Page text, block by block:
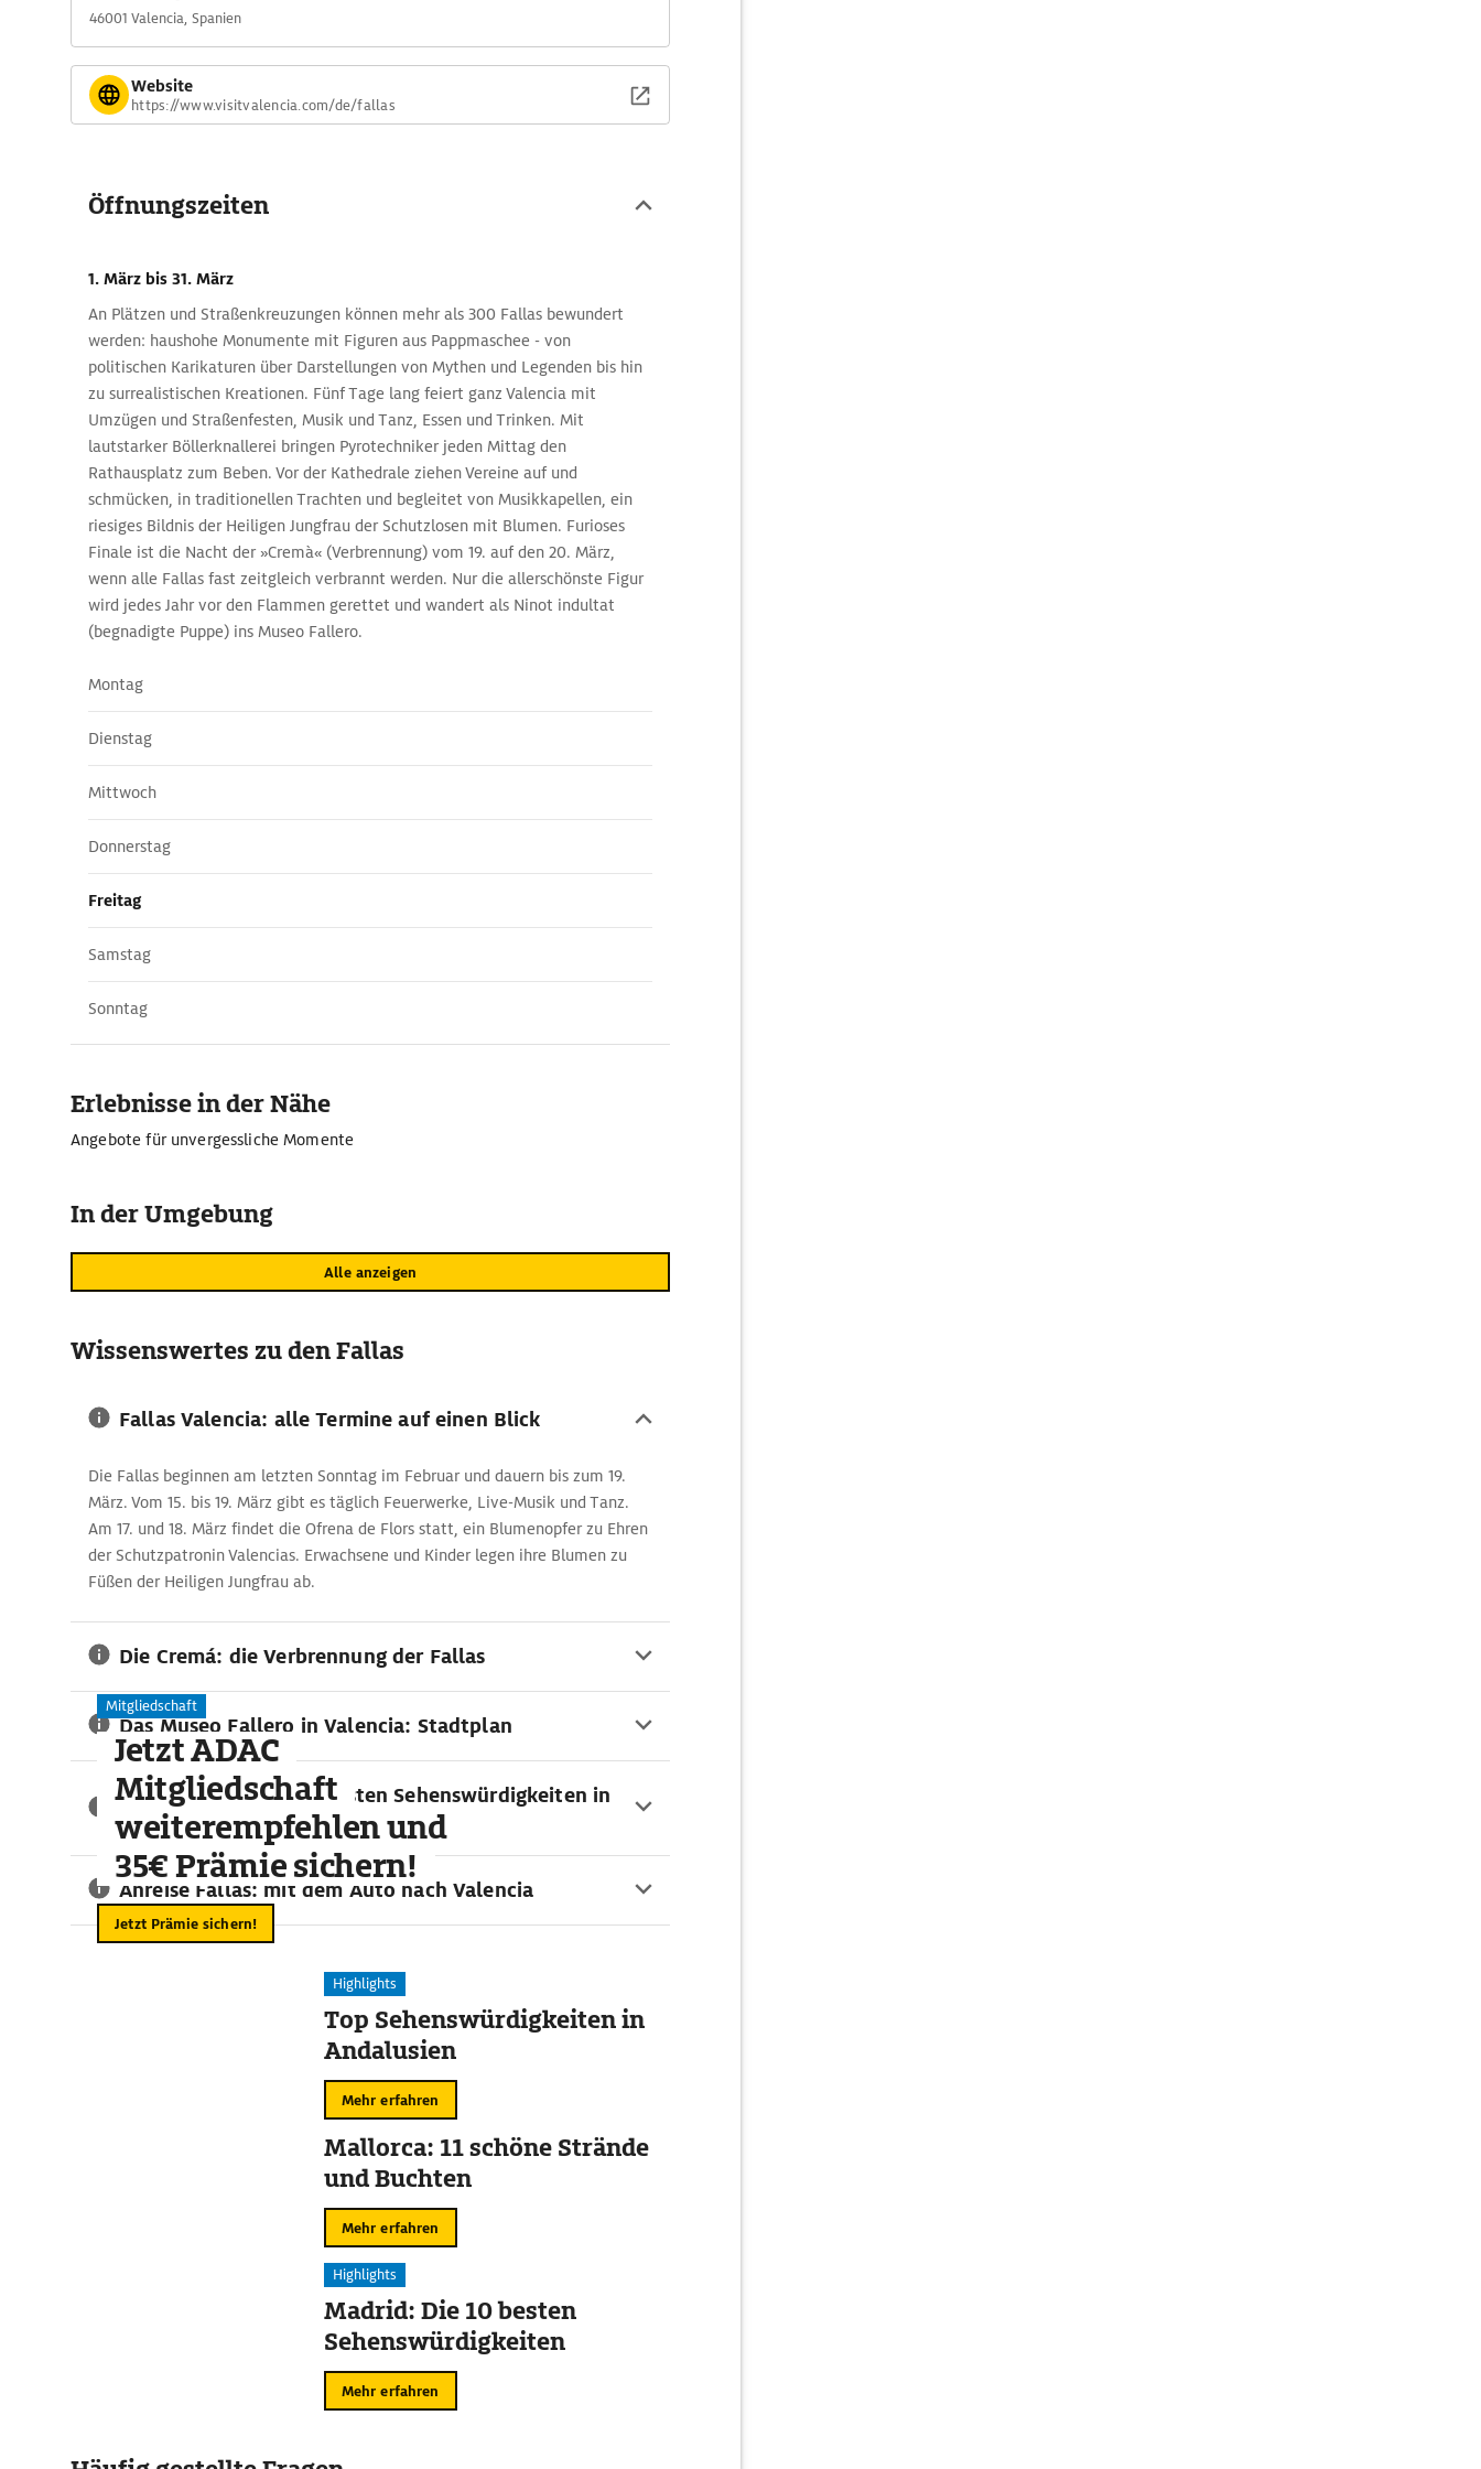
krönen die Einwohnerinnen und Einwohner Valencias die drei schönsten Figuren. Sie
landen im Museo Fallero von Valencia. Die übirgen werden am 19. März in der
Nacht der Cremá verbrannt.
Reisetipps für die Fallas: die Mascletà
Fallas gehört aber auch die sogenannten Mascletà: Bei diesen pyrotechnischen
Die wichtigste Mascletà findet in der Nit del Foc am 18. März statt.
46001 Valencia, Spanien
Website
https://www.visitvalencia.com/de/fallas
Öffnungszeiten
1. März bis 31. März
An Plätzen und Straßenkreuzungen können mehr als 300 Fallas bewundert
werden: haushohe Monumente mit Figuren aus Pappmaschee - von
politischen Karikaturen über Darstellungen von Mythen und Legenden bis hin
zu surrealistischen Kreationen. Fünf Tage lang feiert ganz Valencia mit
Umzügen und Straßenfesten, Musik und Tanz, Essen und Trinken. Mit
lautstarker Böllerknallerei bringen Pyrotechniker jeden Mittag den
Rathausplatz zum Beben. Vor der Kathedrale ziehen Vereine auf und
schmücken, in traditionellen Trachten und begleitet von Musikkapellen, ein
riesiges Bildnis der Heiligen Jungfrau der Schutzlosen mit Blumen. Furioses
Finale ist die Nacht der »Cremà« (Verbrennung) vom 19. auf den 20. März,
wenn alle Fallas fast zeitgleich verbrannt werden. Nur die allerschönste Figur
wird jedes Jahr vor den Flammen gerettet und wandert als Ninot indultat
(begnadigte Puppe) ins Museo Fallero.
Montag
Dienstag
Mittwoch
Donnerstag
Freitag
Samstag
Sonntag
Erlebnisse in der Nähe
Angebote für unvergessliche Momente
In der Umgebung
Alle anzeigen
Wissenswertes zu den Fallas
Fallas Valencia: alle Termine auf einen Blick
Die Fallas beginnen am letzten Sonntag im Februar und dauern bis zum 19.
März. Vom 15. bis 19. März gibt es täglich Feuerwerke, Live-Musik und Tanz.
Am 17. und 18. März findet die Ofrena de Flors statt, ein Blumenopfer zu Ehren
der Schutzpatronin Valencias. Erwachsene und Kinder legen ihre Blumen zu
Füßen der Heiligen Jungfrau ab.
Die Cremá: die Verbrennung der Fallas
Das Museo Fallero in Valencia: Stadtplan
Reiseführer: die wichtigsten Sehenswürdigkeiten in
Valencia
Anreise Fallas: mit dem Auto nach Valencia
Mitgliedschaft
Jetzt ADAC
Mitgliedschaft
weiterempfehlen und
35€ Prämie sichern!
Jetzt Prämie sichern!
Highlights
Top Sehenswürdigkeiten in
Andalusien
Mehr erfahren
Mallorca: 11 schöne Strände
und Buchten
Mehr erfahren
Highlights
Madrid: Die 10 besten
Sehenswürdigkeiten
Mehr erfahren